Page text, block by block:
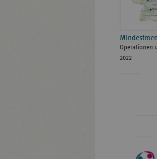
Operationen
2022